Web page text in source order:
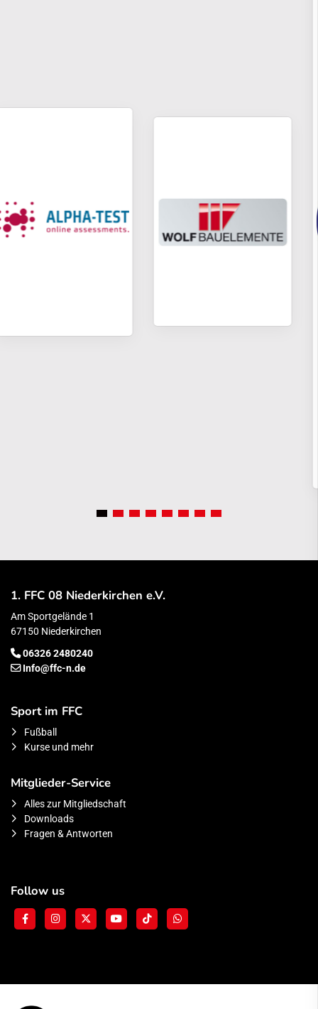
1. FFC 08 Niederkirchen e.V.
Am Sportgelände 1
67150 Niederkirchen
06326 2480240
Info@ffc-n.de
Sport im FFC
Fußball
Kurse und mehr
Mitglieder-Service
Alles zur Mitgliedschaft
Downloads
Fragen & Antworten
Follow us